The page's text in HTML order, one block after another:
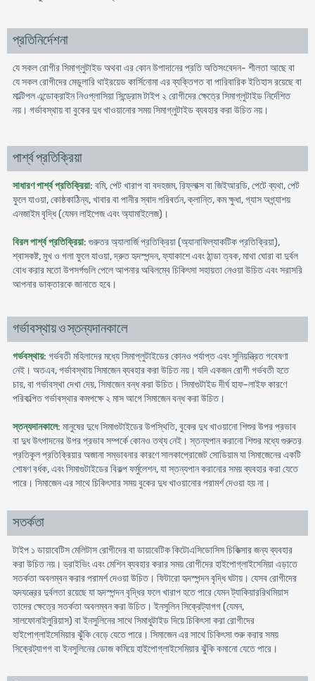
প্রতিনির্দেশনা
যে সকল রোগীর সিমাগ্লুটাইড অথবা এর কোন উপাদানের প্রতি অতিসংবেদন- শীলতা আছে বা
যে সকল রোগীদের মেডুলারি থাইরয়েড কার্সিনোমা এর ব্যক্তিগত বা পারিবারিক ইতিহাস রয়েছে বা
মাল্টিপল এন্ডোক্রাইন নিওপ্লাসিয়া সিন্ড্রোম টাইপ ২ রোগীদের ক্ষেত্রে সিমাগ্লুটাইড নির্দেশিত
নয়। গর্ভাবস্থায় বা বুকের দুধ খাওয়ানোর সময় সিমাগ্লুটাইড ব্যবহার করা উচিত নয়।
পার্শ্ব প্রতিক্রিয়া
সাধারণ পার্শ্ব প্রতিক্রিয়া: বমি, পেট খারাপ বা বদহজম, রিফ্লাক্স বা জিইআরডি, পেটে ব্যথা, পেট
ফুলে যাওয়া, কোষ্ঠকাঠিন্য, খাবার বা পানীর স্বাদ পরিবর্তন, ক্লান্তি, কম ক্ষুধা, গ্যাস অগ্ন্যাশয়
এনজাইম বৃদ্ধি (যেমন লাইপেজ এবং অ্যামাইলেজ)।
বিরল পার্শ্ব প্রতিক্রিয়া: গুরুতর অ্যালার্জি প্রতিক্রিয়া (অ্যানাফিল্যাকটিক প্রতিক্রিয়া),
শ্বাসকষ্ট, মুখ ও গলা ফুলে যাওয়া, দ্রুত হৃদস্পন্দন, ফ্যাকাশে এবং ঠান্ডা ত্বক, মাথা ঘোরা বা দুর্বল
বোধ করার মতো উপসর্গগুলি পেলে আপনার অবিলম্বে চিকিৎসা সহায়তা নেওয়া উচিত এবং সরাসরি
আপনার ডাক্তারকে জানাতে হবে।
গর্ভাবস্থায় ও স্তন্যদানকালে
গর্ভবস্থায়: গর্ভবতী মহিলাদের মধ্যে সিমাপ্লুটাইডের কোনও পর্যাপ্ত এবং সুনিয়ন্ত্রিত গবেষণা
নেই। অতএব, গর্ভাবস্থায় সিমাজেন ব্যবহার করা উচিত নয়। যদি একজন রোগী গর্ভবতী হতে
চায়, বা গর্ভাবস্থা দেখা দেয়, সিমাজেন বন্ধ করা উচিত। সিমাগুটাইড দীর্ঘ হাফ-লাইফ কারণে
পরিকল্পিত গর্ভাবস্থার কমপক্ষে ২ মাস আগে সিমাজেন বন্ধ করা উচিত।
স্তন্যদানকালে: মানুষের দুধে সিমাগুটাইডের উপস্থিতি, বুকের দুধ খাওয়ানো শিশুর উপর প্রভাব
বা দুধ উৎপাদনের উপর প্রভাব সম্পর্কে কোনও তথ্য নেই। স্তন্যপান করানো শিশুর মধ্যে গুরুতর
প্রতিকূল প্রতিক্রিয়ার অজানা সম্ভাবনার কারণে সালকাপ্রোজেট সোডিয়াম যা সিমাজেনের একটি
শোষণ বর্ধক, এবং সিমাগুটাইডের বিকল্প ফর্মুলেশন, যা স্তন্যপান করানোর সময় ব্যবহার করা যেতে
পারে। সিমাজেন এর সাথে চিকিৎসার সময় বুকের দুধ খাওয়ানোর পরামর্শ দেওয়া হয় না।
সতর্কতা
টাইপ ১ ডায়াবেটিস মেলিটাস রোগীদের বা ডায়াবেটিক কিটোএসিডোসিস চিকিত্সার জন্য ব্যবহার
করা উচিত নয়। ড্রাইভিং এবং মেশিন ব্যবহার করার সময় রোগীদের হাইপোগ্লাইসেমিয়া এড়াতে
সতর্কতা অবলম্বন করার পরামর্শ দেওয়া উচিত। ফিটারো হৃদস্পন্দন বৃদ্ধি ঘটায়। যেসব রোগীদের
হৃদযন্ত্রের দুর্বলতা রয়েছে যা হৃদস্পন্দন বৃদ্ধির ফলে খারাপ হতে পারে যেমন ট্যাকিয়াররিথমিয়াস
তাদের ক্ষেত্রে সতর্কতা অবলম্বন করা উচিত। ইনসুলিন সিক্রেট্যাগগ (যেমন,
সালফোনাইলুরিয়াস) বা ইনসুলিনের সাথে সিমাধুটাইড দিয়ে চিকিৎসা করা রোগীদের
হাইপোগ্লাইসেমিয়ার ঝুঁকি বেড়ে যেতে পারে। সিমাজেন এর সাথে চিকিৎসা শুরু করার সময়
সিক্রেট্যাগগ বা ইনসুলিনের ডোজ কমিয়ে হাইপোগ্লাইসেমিয়ার ঝুঁকি কমানো যেতে পারে।